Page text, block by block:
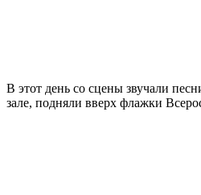
В этот день со сцены звучали
зале, подняли вверх флажки